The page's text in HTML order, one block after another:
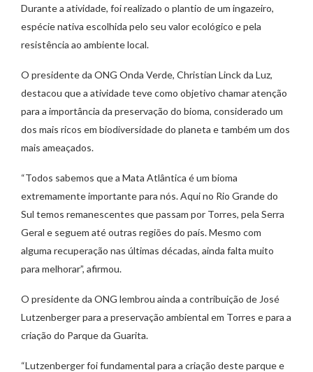
Durante a atividade, foi realizado o plantio de um ingazeiro,
espécie nativa escolhida pelo seu valor ecológico e pela
resistência ao ambiente local.
O presidente da ONG Onda Verde, Christian Linck da Luz,
destacou que a atividade teve como objetivo chamar atenção
para a importância da preservação do bioma, considerado um
dos mais ricos em biodiversidade do planeta e também um dos
mais ameaçados.
“Todos sabemos que a Mata Atlântica é um bioma
extremamente importante para nós. Aqui no Rio Grande do
Sul temos remanescentes que passam por Torres, pela Serra
Geral e seguem até outras regiões do país. Mesmo com
alguma recuperação nas últimas décadas, ainda falta muito
para melhorar”, afirmou.
O presidente da ONG lembrou ainda a contribuição de José
Lutzenberger para a preservação ambiental em Torres e para a
criação do Parque da Guarita.
“Lutzenberger foi fundamental para a criação deste parque e